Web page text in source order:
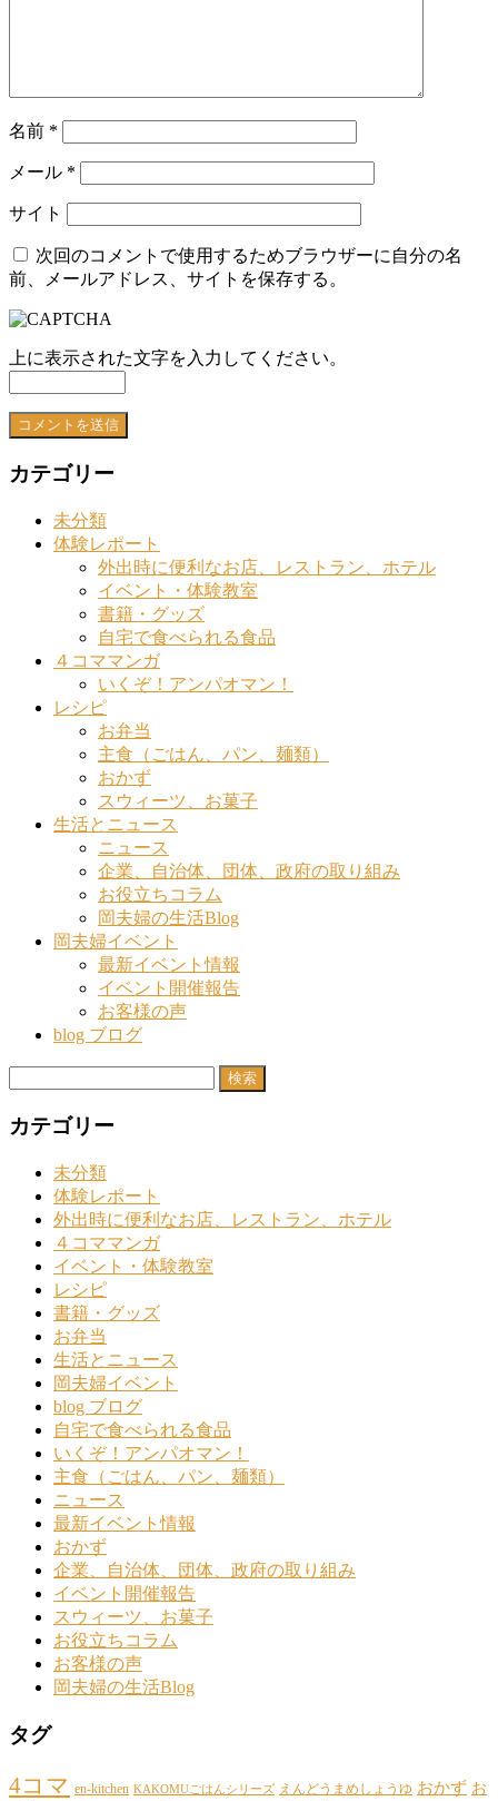
名前 *
メール *
サイト
次回のコメントで使用するためブラウザーに自分の名
前、メールアドレス、サイトを保存する。
上に表示された文字を入力してください。
カテゴリー
未分類
体験レポート
外出時に便利なお店、レストラン、ホテル
イベント・体験教室
書籍・グッズ
自宅で食べられる食品
４コママンガ
いくぞ！アンパオマン！
レシピ
お弁当
主食（ごはん、パン、麺類）
おかず
スウィーツ、お菓子
生活とニュース
ニュース
企業、自治体、団体、政府の取り組み
お役立ちコラム
岡夫婦の生活Blog
岡夫婦イベント
最新イベント情報
イベント開催報告
お客様の声
blog ブログ
カテゴリー
未分類
体験レポート
外出時に便利なお店、レストラン、ホテル
４コママンガ
イベント・体験教室
レシピ
書籍・グッズ
お弁当
生活とニュース
岡夫婦イベント
blog ブログ
自宅で食べられる食品
いくぞ！アンパオマン！
主食（ごはん、パン、麺類）
ニュース
最新イベント情報
おかず
企業、自治体、団体、政府の取り組み
イベント開催報告
スウィーツ、お菓子
お役立ちコラム
お客様の声
岡夫婦の生活Blog
タグ
4コマ en-kitchen KAKOMUごはんシリーズ えんどうまめしょうゆ おかず お